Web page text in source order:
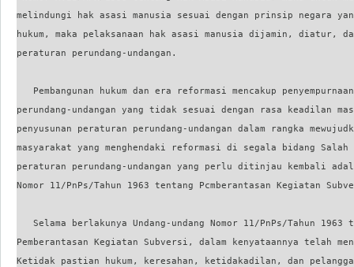
melindungi hak asasi manusia sesuai dengan prinsip negara
hukum, maka pelaksanaan hak asasi manusia dijamin, diatur,
peraturan perundang-undangan.
Pembangunan hukum dan era reformasi mencakup
perundang-undangan yang tidak sesuai dengan rasa keadilan
penyusunan peraturan perundang-undangan dalam rangka
masyarakat yang menghendaki reformasi di segala bidang Salah
peraturan perundang-undangan yang perlu ditinjau kembali
Nomor 11/PnPs/Tahun 1963 tentang Pcmberantasan Kegiatan
Selama berlakunya Undang-undang Nomor 11/PnPs/Tahun 1963
Pemberantasan Kegiatan Subversi, dalam kenyataannya telah
Ketidak pastian hukum, keresahan, ketidakadilan, dan